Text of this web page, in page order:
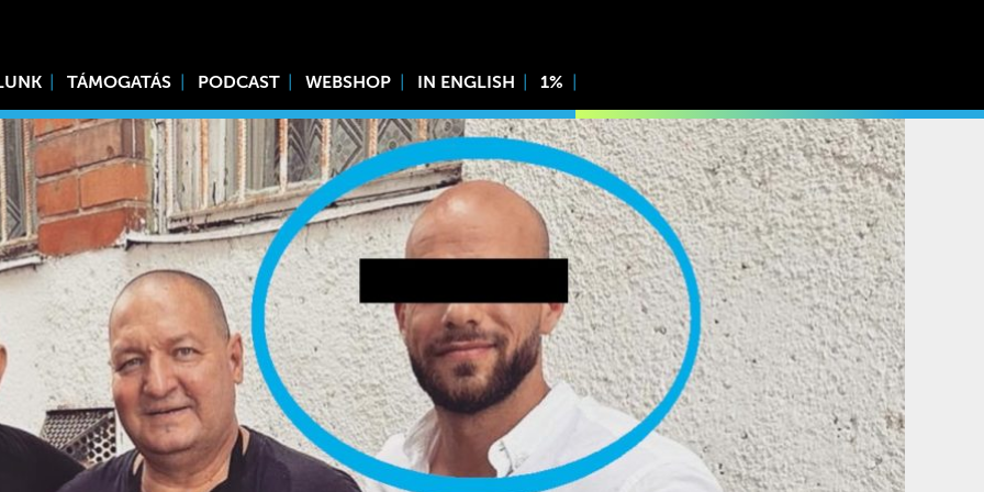
TÁMOGATÁS PODCAST WEBSHOP IN ENGLISH 1%